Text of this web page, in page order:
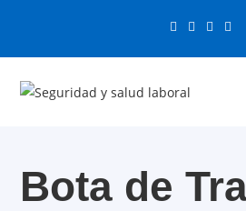
contenido
Bota de